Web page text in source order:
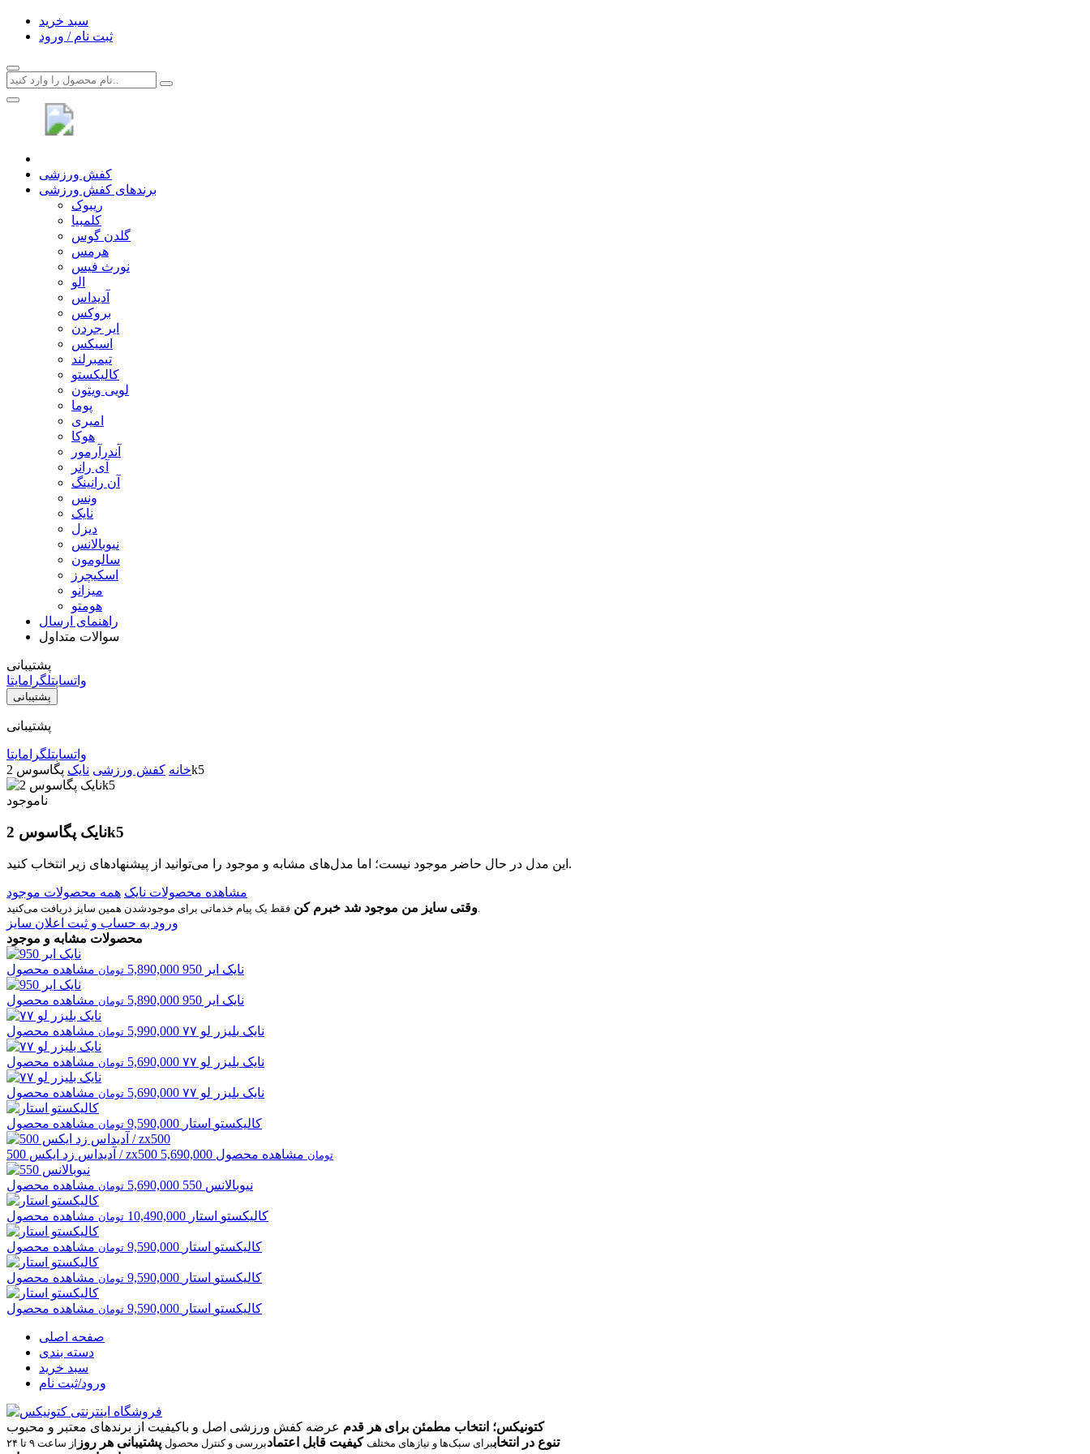
سبد خرید
ثبت نام / ورود
کفش ورزشی
برندهای کفش ورزشی
ریبوک
کلمبیا
گلدن گوس
هرمس
نورث فیس
الو
آدیداس
بروکس
ایر جردن
اسیکس
تیمبرلند
کالیکستو
لویی ویتون
پوما
امیری
هوکا
آندرآرمور
آی رانر
آن رانینگ
ونس
نایک
دیزل
نیوبالانس
سالومون
اسکیچرز
میزانو
هومتو
راهنمای ارسال
سوالات متداول
پشتیبانی
واتساپتلگرامایتا
پشتیبانی
پشتیبانی
واتساپتلگرامایتا
خانه کفش ورزشی نایک پگاسوس 2k5
ناموجود
نایک پگاسوس 2k5
این مدل در حال حاضر موجود نیست؛ اما مدل‌های مشابه و موجود را می‌توانید از پیشنهادهای زیر انتخاب کنید.
مشاهده محصولات نایک همه محصولات موجود
وقتی سایز من موجود شد خبرم کنفقط یک پیام خدماتی برای موجودشدن همین سایز دریافت می‌کنید.
ورود به حساب و ثبت اعلان سایز
محصولات مشابه و موجود
نایک ایر 950 5,890,000 تومان مشاهده محصول
نایک ایر 950 5,890,000 تومان مشاهده محصول
نایک بلیزر لو ۷۷ 5,990,000 تومان مشاهده محصول
نایک بلیزر لو ۷۷ 5,690,000 تومان مشاهده محصول
نایک بلیزر لو ۷۷ 5,690,000 تومان مشاهده محصول
کالیکستو استار 9,590,000 تومان مشاهده محصول
آدیداس زد ایکس 500 / zx500 5,690,000 تومان مشاهده محصول
نیوبالانس 550
5,690,000 تومان مشاهده محصول
کالیکستو استار 10,490,000 تومان مشاهده محصول
کالیکستو استار 9,590,000 تومان مشاهده محصول
کالیکستو استار 9,590,000 تومان مشاهده محصول
کالیکستو استار 9,590,000 تومان مشاهده محصول
صفحه اصلی
دسته بندی
سبد خرید
ورود/ثبت نام
کتونیکس؛ انتخاب مطمئن برای هر قدم عرضه کفش ورزشی اصل و باکیفیت از برندهای معتبر و محبوب
تنوع در انتخاببرای سبک‌ها و نیازهای مختلف کیفیت قابل اعتمادبررسی و کنترل محصول پشتیبانی هر روز از ساعت ۹ تا ۲۴